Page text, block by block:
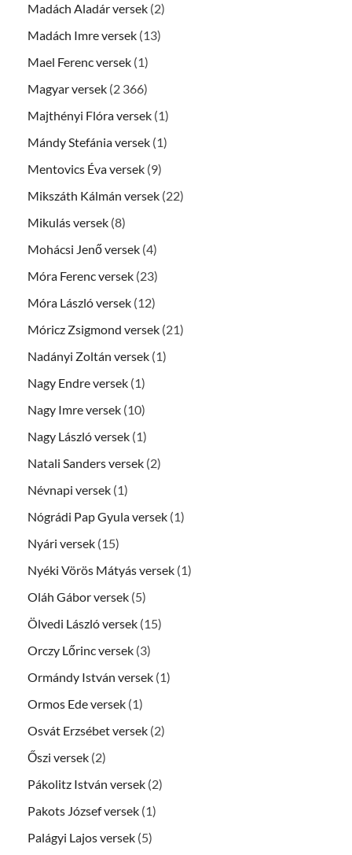
Madách Aladár versek (2)
Madách Imre versek (13)
Mael Ferenc versek (1)
Magyar versek (2 366)
Majthényi Flóra versek (1)
Mándy Stefánia versek (1)
Mentovics Éva versek (9)
Mikszáth Kálmán versek (22)
Mikulás versek (8)
Mohácsi Jenő versek (4)
Móra Ferenc versek (23)
Móra László versek (12)
Móricz Zsigmond versek (21)
Nadányi Zoltán versek (1)
Nagy Endre versek (1)
Nagy Imre versek (10)
Nagy László versek (1)
Natali Sanders versek (2)
Névnapi versek (1)
Nógrádi Pap Gyula versek (1)
Nyári versek (15)
Nyéki Vörös Mátyás versek (1)
Oláh Gábor versek (5)
Ölvedi László versek (15)
Orczy Lőrinc versek (3)
Ormándy István versek (1)
Ormos Ede versek (1)
Osvát Erzsébet versek (2)
Őszi versek (2)
Pákolitz István versek (2)
Pakots József versek (1)
Palágyi Lajos versek (5)